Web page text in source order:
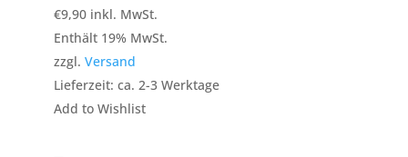
€9,90 inkl. MwSt.
Enthält 19% MwSt.
zzgl. Versand
Lieferzeit: ca. 2-3 Werktage
Add to Wishlist